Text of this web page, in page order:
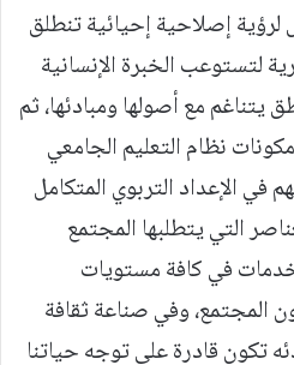
لرؤية إصلاحية إحيائية تنطلق
لتستوعب الخبرة الإنسانية
يتناغم مع أصولها ومبادئها، ثم
نظام التعليم الجامعي
في الإعداد التربوي المتكامل
التي يتطلبها المجتمع
في كافة مستويات
المجتمع، وفي صناعة ثقافة
تكون قادرة على توجه حياتنا